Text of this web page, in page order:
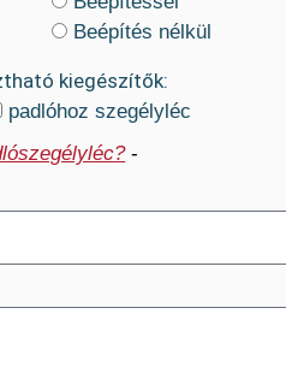
Beépítés nélkül
kiegészítők:
padlóhoz szegélyléc
-